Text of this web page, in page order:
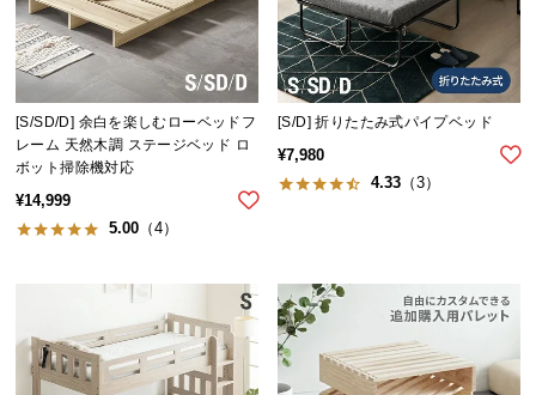
テ
リ
ア
ー
デ
ィ
ネ
ー
探
[S/SD/D] 余白を楽しむローベッドフ
レーム 天然木調 ステージベッド ロ
ボット掃除機対応
¥14,999
5.00 （4）
[S/D] 折りたたみ式パイプベッド
¥7,980
4.33 （3）